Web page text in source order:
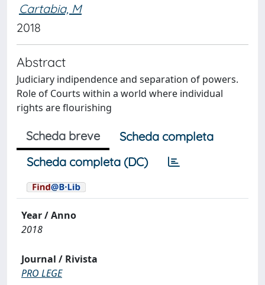
Cartabia, M
2018
Abstract
Judiciary indipendence and separation of powers.
Role of Courts within a world where individual
rights are flourishing
Scheda breve
Scheda completa
Scheda completa (DC)
Year / Anno
2018
Journal / Rivista
PRO LEGE